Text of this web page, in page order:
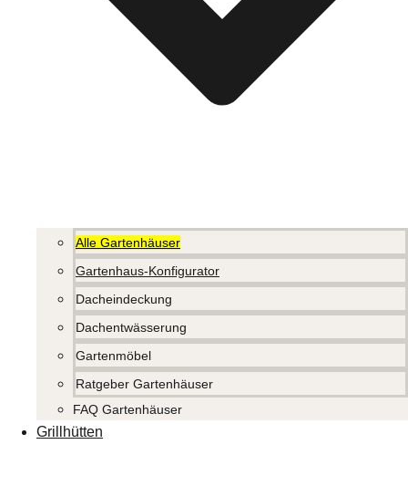
Alle Gartenhäuser
Gartenhaus-Konfigurator
Dacheindeckung
Dachentwässerung
Gartenmöbel
Ratgeber Gartenhäuser
FAQ Gartenhäuser
Grillhütten